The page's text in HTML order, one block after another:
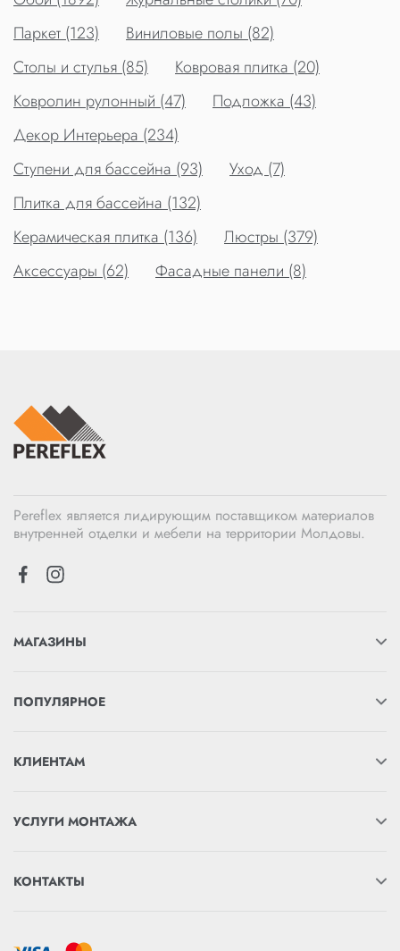
Паркет (123)
Виниловые полы (82)
Столы и стулья (85)
Ковровая плитка (20)
Ковролин рулонный (47)
Подложка (43)
Декор Интерьера (234)
Ступени для бассейна (93)
Уход (7)
Плитка для бассейна (132)
Керамическая плитка (136)
Люстры (379)
Аксессуары (62)
Фасадные панели (8)
Pereflex является лидирующим поставщиком материалов
внутренней отделки и мебели на территории Молдовы.
МАГАЗИНЫ
ПОПУЛЯРНОЕ
КЛИЕНТАМ
УСЛУГИ МОНТАЖА
КОНТАКТЫ